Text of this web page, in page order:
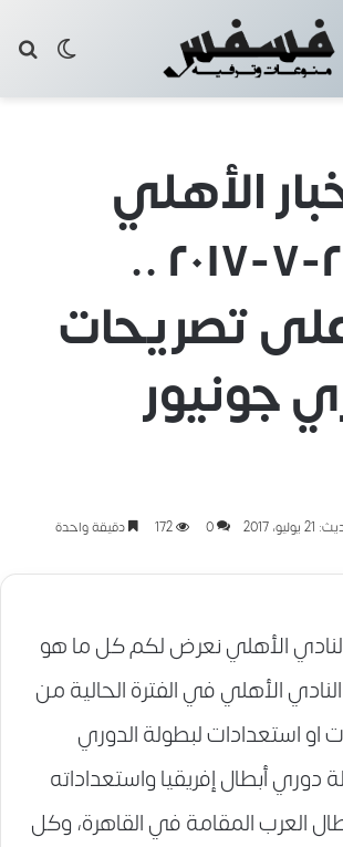
الأهلي
اليوم ٢١-٧-٢٠١٧ ..
تصريحات
جونيور
2017
0
172 دقيقة واحدة
الأهلي نعرض لكم كل ما هو
الأهلي في الفترة الحالية من
او استعدادات لبطولة الدوري
دوري أبطال إفريقيا واستعداداته
العرب المقامة في القاهرة، وكل